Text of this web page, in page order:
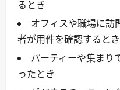
るとき
オフィスや職場に訪
者が用件を確認するとき
パーティーや集まり
ったとき